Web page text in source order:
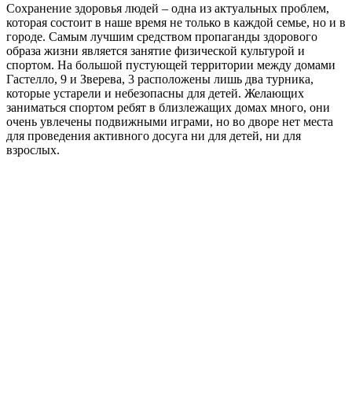
Сохранение здоровья людей – одна из актуальных проблем,
которая состоит в наше время не только в каждой семье, но и в
городе. Самым лучшим средством пропаганды здорового
образа жизни является занятие физической культурой и
спортом. На большой пустующей территории между домами
Гастелло, 9 и Зверева, 3 расположены лишь два турника,
которые устарели и небезопасны для детей. Желающих
заниматься спортом ребят в близлежащих домах много, они
очень увлечены подвижными играми, но во дворе нет места
для проведения активного досуга ни для детей, ни для
взрослых.